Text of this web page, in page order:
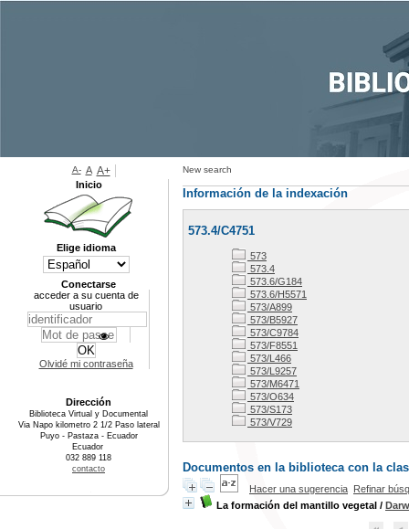
New search
Información de la indexación
573.4/C4751
573
573.4
573.6/G184
573.6/H5571
573/A899
573/B5927
573/C9784
573/F8551
573/L466
573/L9257
573/M6471
573/O634
573/S173
573/V729
Documentos en la biblioteca con la
Hacer una sugerencia Refinar
La formación del mantillo vegetal /
A- A A+
Inicio
Elige idioma
Conectarse
acceder a su cuenta de
usuario
Olvidé mi contraseña
Dirección
Biblioteca Virtual y Documental
Via Napo kilometro 2 1/2 Paso lateral
Puyo - Pastaza - Ecuador
Ecuador
032 889 118
contacto